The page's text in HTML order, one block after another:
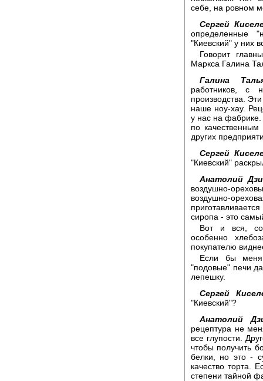
себе, на ровном
Сергей
определенные
"Киевский" у них
Говорит
Маркса Галина
Галина
работников, с
производства.
наше ноу-хау.
у нас на
по качественным
других
Сергей
"Киевский"
Анатолий
воздушно-
воздушно-
сиропа - это
Вот и вся,
особенно
покупателю
Если бы меня
"подовые" печи
лепешку.
Сергей
"Киевский"?
Анатолий
рецептура не
все глупости.
чтобы получить
белки, но это -
качество торта.
степени тайной